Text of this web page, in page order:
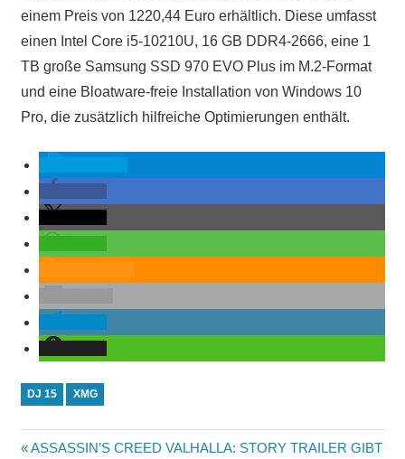
einem Preis von 1220,44 Euro erhältlich. Diese umfasst
einen Intel Core i5-10210U, 16 GB DDR4-2666, eine 1
TB große Samsung SSD 970 EVO Plus im M.2-Format
und eine Bloatware-freie Installation von Windows 10
Pro, die zusätzlich hilfreiche Optimierungen enthält.
DJ 15 XMG
Vorheriger
ASSASSIN’S CREED VALHALLA: STORY TRAILER GIBT